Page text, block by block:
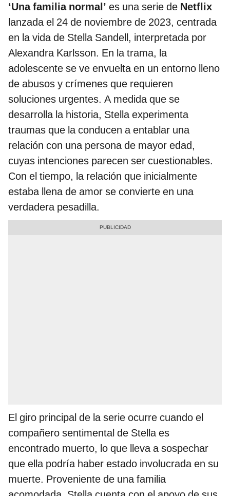
‘Una familia normal’ es una serie de Netflix
lanzada el 24 de noviembre de 2023, centrada
en la vida de Stella Sandell, interpretada por
Alexandra Karlsson. En la trama, la
adolescente se ve envuelta en un entorno lleno
de abusos y crímenes que requieren
soluciones urgentes. A medida que se
desarrolla la historia, Stella experimenta
traumas que la conducen a entablar una
relación con una persona de mayor edad,
cuyas intenciones parecen ser cuestionables.
Con el tiempo, la relación que inicialmente
estaba llena de amor se convierte en una
verdadera pesadilla.
El giro principal de la serie ocurre cuando el
compañero sentimental de Stella es
encontrado muerto, lo que lleva a sospechar
que ella podría haber estado involucrada en su
muerte. Proveniente de una familia